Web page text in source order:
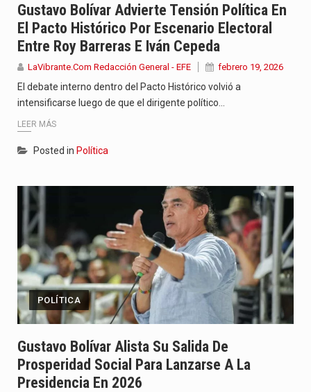
Gustavo Bolívar Advierte Tensión Política En
El Pacto Histórico Por Escenario Electoral
Entre Roy Barreras E Iván Cepeda
LaVibrante.Com Redacción General - EFE febrero 19, 2026
El debate interno dentro del Pacto Histórico volvió a
intensificarse luego de que el dirigente político…
LEER MÁS
Posted in Política
POLÍTICA
Gustavo Bolívar Alista Su Salida De
Prosperidad Social Para Lanzarse A La
Presidencia En 2026